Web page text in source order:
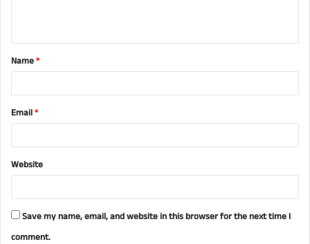
t
*Name*
Email*
Website
Save my name, email, and website in this browser for the next time I
comment.